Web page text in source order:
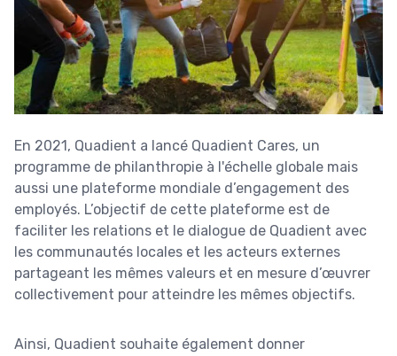
En 2021, Quadient a lancé Quadient Cares, un
programme de philanthropie à l'échelle globale mais
aussi une plateforme mondiale d’engagement des
employés. L’objectif de cette plateforme est de
faciliter les relations et le dialogue de Quadient avec
les communautés locales et les acteurs externes
partageant les mêmes valeurs et en mesure d’œuvrer
collectivement pour atteindre les mêmes objectifs.
Ainsi, Quadient souhaite également donner